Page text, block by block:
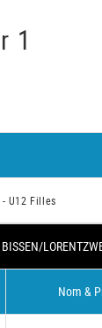
1
U12 Filles
BISSEN/
Nom &